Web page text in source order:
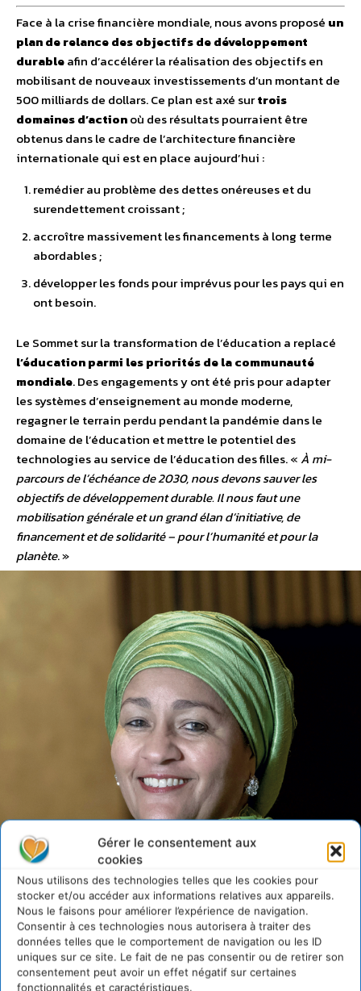
Gérer le consentement aux
cookies
Nous utilisons des technologies telles que les cookies pour
stocker et/ou accéder aux informations relatives aux appareils.
Nous le faisons pour améliorer l’expérience de navigation.
Consentir à ces technologies nous autorisera à traiter des
données telles que le comportement de navigation ou les ID
uniques sur ce site. Le fait de ne pas consentir ou de retirer son
consentement peut avoir un effet négatif sur certaines
fonctionnalités et caractéristiques.
Face à la crise financière mondiale, nous avons proposé un
plan de relance des objectifs de développement
durableafin d’accélérer la réalisation des objectifs en
mobilisant de nouveaux investissements d’un montant de
500 milliards de dollars. Ce plan est axé surtrois
domaines d’actionoù des résultats pourraient être
obtenus dans le cadre de l’architecture financière
internationale qui est en place aujourd’hui :
remédier au problème des dettes onéreuses et du
surendettement croissant ;
accroître massivement les financements à long terme
abordables ;
développer les fonds pour imprévus pour les pays qui en
ont besoin.
Le Sommet sur la transformation de l’éducation a replacé
l’éducation parmi les priorités de la communauté
mondiale. Des engagements y ont été pris pour adapter
les systèmes d’enseignement au monde moderne,
regagner le terrain perdu pendant la pandémie dans le
domaine de l’éducation et mettre le potentiel des
technologies au service de l’éducation des filles.« À mi-
parcours de l’échéance de 2030, nous devons sauver les
objectifs de développement durable. Il nous faut une
mobilisation générale et un grand élan d’initiative, de
financement et de solidarité – pour l’humanité et pour la
planète. »
Amina J. Mohammed – Vice-Secrétaire générale ONU